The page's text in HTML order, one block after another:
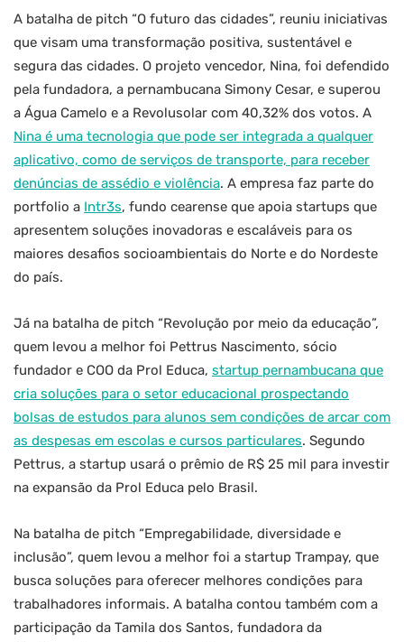
A batalha de pitch “O futuro das cidades”, reuniu iniciativas
que visam uma transformação positiva, sustentável e
segura das cidades. O projeto vencedor, Nina, foi defendido
pela fundadora, a pernambucana Simony Cesar, e superou
a Água Camelo e a Revolusolar com 40,32% dos votos. A
Nina é uma tecnologia que pode ser integrada a qualquer
aplicativo, como de serviços de transporte, para receber
denúncias de assédio e violência. A empresa faz parte do
portfolio a Intr3s, fundo cearense que apoia startups que
apresentem soluções inovadoras e escaláveis para os
maiores desafios socioambientais do Norte e do Nordeste
do país.
Já na batalha de pitch “Revolução por meio da educação”,
quem levou a melhor foi Pettrus Nascimento, sócio
fundador e COO da Prol Educa, startup pernambucana que
cria soluções para o setor educacional prospectando
bolsas de estudos para alunos sem condições de arcar com
as despesas em escolas e cursos particulares. Segundo
Pettrus, a startup usará o prêmio de R$ 25 mil para investir
na expansão da Prol Educa pelo Brasil.
Na batalha de pitch “Empregabilidade, diversidade e
inclusão”, quem levou a melhor foi a startup Trampay, que
busca soluções para oferecer melhores condições para
trabalhadores informais. A batalha contou também com a
participação da Tamila dos Santos, fundadora da